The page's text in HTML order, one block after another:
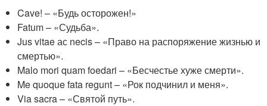
Cave! – «Будь осторожен!»
Fatum – «Судьба».
Jus vitae ас necis – «Право на распоряжение жизнью и
смертью».
Malo mori quam foedari – «Бесчестье хуже смерти».
Me quoque fata regunt – «Рок подчинил и меня».
Via sacra – «Святой путь».